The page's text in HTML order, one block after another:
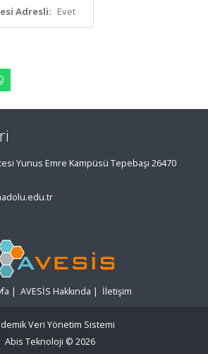
Adresli: Evet
Yunus Emre Kampüsü Tepebaşı 26470
| AVESİS Hakkında | İletişim
Veri Yönetim Sistemi
Abis Teknoloji © 2026